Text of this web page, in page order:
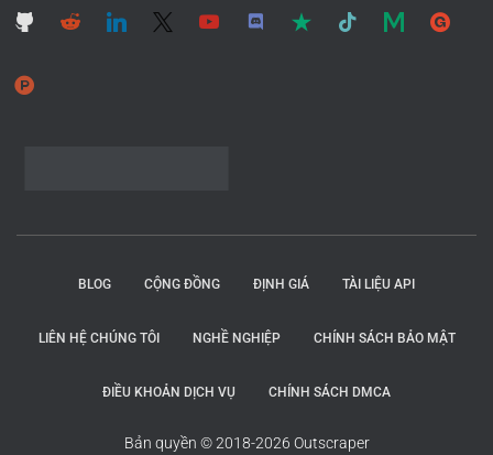
BLOG CỘNG ĐỒNG ĐỊNH GIÁ TÀI LIỆU API
LIÊN HỆ CHÚNG TÔI NGHỀ NGHIỆP CHÍNH SÁCH BẢO MẬT
ĐIỀU KHOẢN DỊCH VỤ CHÍNH SÁCH DMCA
Bản quyền © 2018-2026 Outscraper